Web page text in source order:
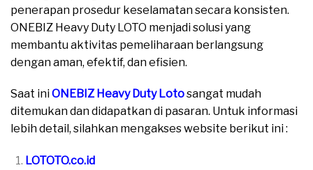
penerapan prosedur keselamatan secara konsisten.
ONEBIZ Heavy Duty LOTO menjadi solusi yang
membantu aktivitas pemeliharaan berlangsung
dengan aman, efektif, dan efisien.
Saat iniONEBIZ Heavy Duty Lotosangat mudah
ditemukan dan didapatkan di pasaran. Untuk informasi
lebih detail, silahkan mengakses website berikut ini :
LOTOTO.co.id